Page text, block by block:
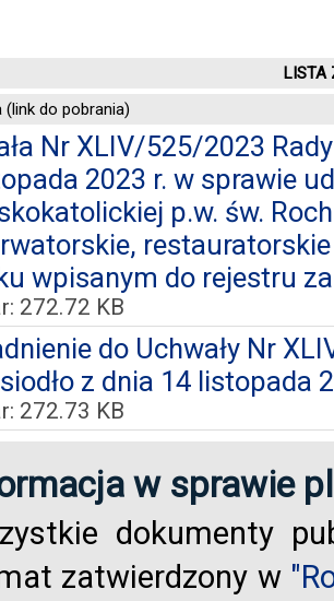
LISTA
(link do pobrania)
Nr XLIV/525/2023
2023 r. w sprawie
p.w. św.
wpisanym do rejestru
272.72 KB
do Uchwały Nr
z dnia 14 listopada
272.73 KB
w sprawie
dokumenty
zatwierdzony w